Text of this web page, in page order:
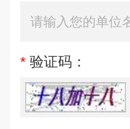
* 验证码：